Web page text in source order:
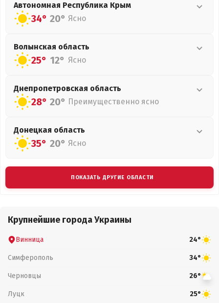
Автономная Республика Крым
34° 20° Ясно
Волынская область
25° 12° Ясно
Днепропетровская область
28° 20° Преимущественно ясно
Донецкая область
35° 20° Ясно
ПОКАЗАТЬ ДРУГИЕ ОБЛАСТИ
Крупнейшие города Украины
Винница 24°
Симферополь 34°
Черновцы 26°
Луцк 25°